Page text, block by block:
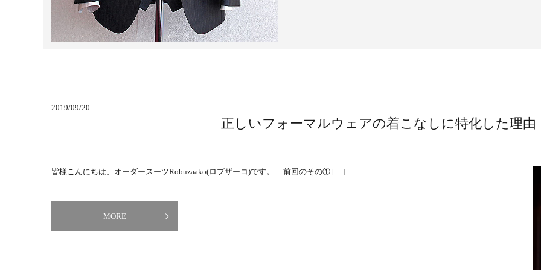
2019/09/20
正しいフォーマルウェアの着こなしに特化した理
皆様こんにちは、オーダースーツRobuzaako(ロブザーコ)です。 前回のその① […]
MORE